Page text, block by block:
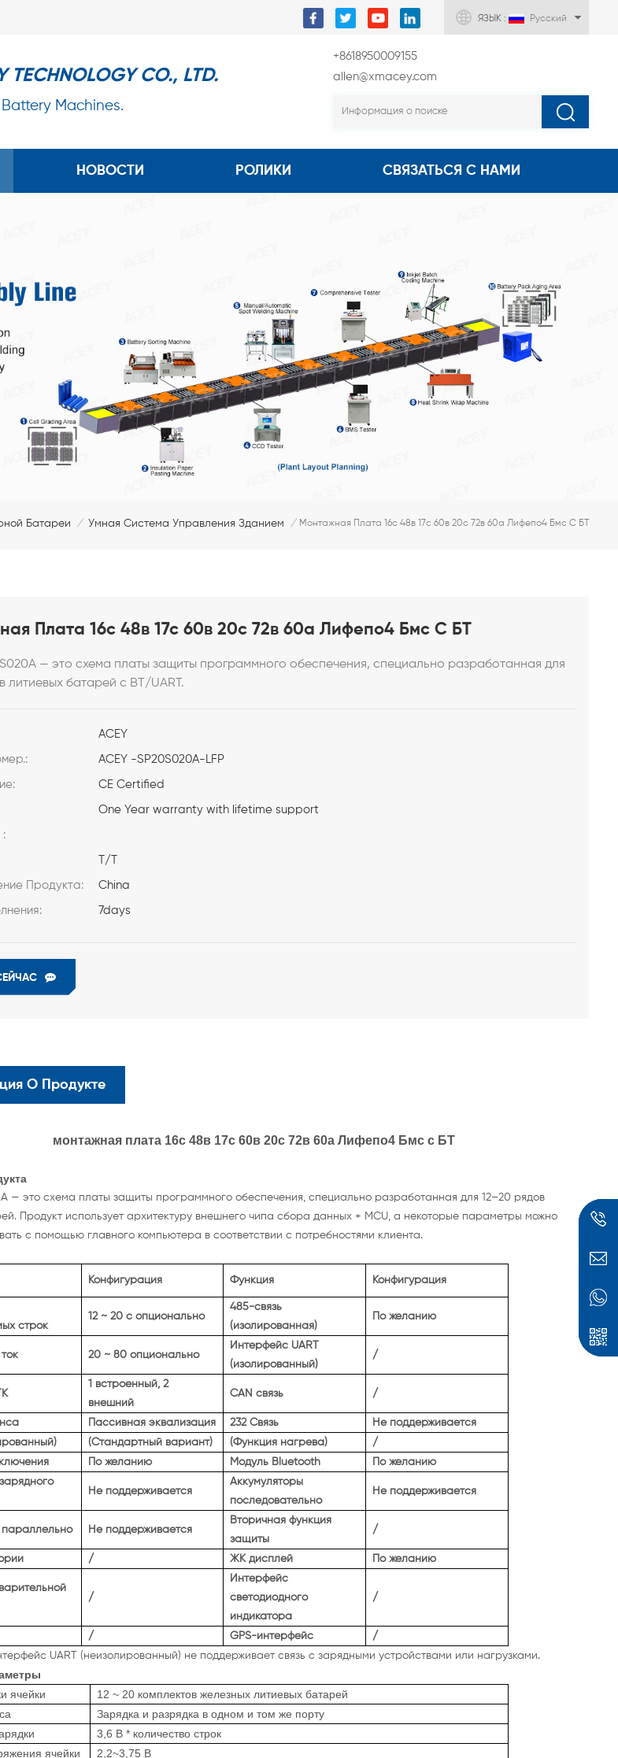
ЯЗЫК : Русский
TECHNOLOGY CO., LTD.
Machines.
+8618950009155
allen@xmacey.com
НОВОСТИ РОЛИКИ СВЯЗАТЬСЯ С НАМИ
Батареи / Умная Система Управления Зданием / Монтажная Плата 16с 48в 17с 60в 20с 72в 60а Лифепо4 Бмс С БТ
Плата 16с 48в 17с 60в 20с 72в 60а Лифепо4 Бмс С БТ
— это схема платы защиты программного обеспечения, специально разработанная для
литиевых батарей с BT/UART.
ACEY
ACEY -SP20S020A-LFP
CE Certified
One Year warranty with lifetime support
:
T/T
Продукта: China
7days
О Продукте
монтажная плата 16с 48в 17с 60в 20с 72в 60а Лифепо4 Бмс с БТ
— это схема платы защиты программного обеспечения, специально разработанная для 12–20 рядов
Продукт использует архитектуру внешнего чипа сбора данных + MCU, а некоторые параметры можно
с помощью главного компьютера в соответствии с потребностями клиента.
Конфигурация Функция Конфигурация
строк
12 ~ 20 с опционально
485-связь
(изолированная)
По желанию
20 ~ 80 опционально
Интерфейс UART
(изолированный)
/
1 встроенный, 2
внешний
CAN связь /
Пассивная эквализация 232 Связь
Не поддерживается
(Стандартный вариант) (Функция нагрева)
/
По желанию Модуль Bluetooth
По желанию
Не поддерживается
Аккумуляторы
последовательно
Не поддерживается
параллельно Не поддерживается
Вторичнаяфункция
защиты
/
/ ЖК дисплей По желанию
/
Интерфейс
светодиодного
индикатора
/
/ GPS-интерфейс
/
UART (неизолированный) не поддерживает связь с зарядными устройствами или нагрузками.
ячейки
12 ~ 20 комплектов железных литиевых батарей
Зарядка и разрядка в одном и том же порту
3,6 В * количество строк
ячейки
2,2~3,75 В